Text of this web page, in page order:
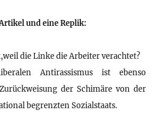
und eine Replik:
die Linke die Arbeiter verachtet?
Antirassismus ist ebenso
der Schimäre von der
begrenzten Sozialstaats.